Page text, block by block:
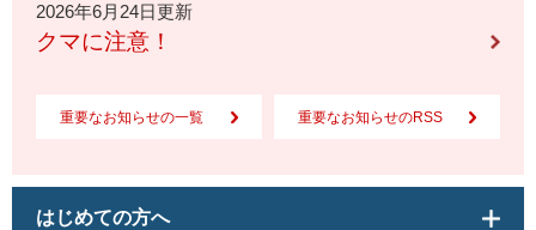
2026年6月24日更新
クマに注意！
重要なお知らせの一覧 重要なお知らせのRSS
はじめての方へ